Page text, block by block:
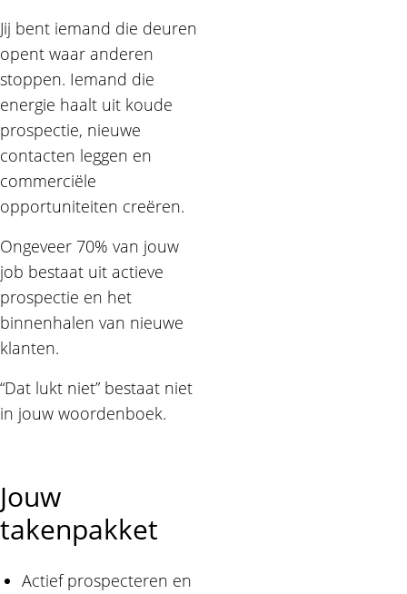
Jij bent iemand die deuren
opent waar anderen
stoppen. Iemand die
energie haalt uit koude
prospectie, nieuwe
contacten leggen en
commerciële
opportuniteiten creëren.
Ongeveer 70% van jouw
job bestaat uit actieve
prospectie en het
binnenhalen van nieuwe
klanten.
“Dat lukt niet” bestaat niet
in jouw woordenboek.
Jouw
takenpakket
Actief prospecteren en